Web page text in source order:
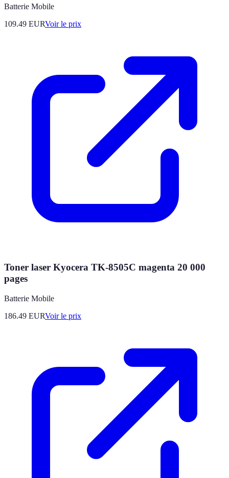
Batterie Mobile
109.49 EURVoir le prix
Toner laser Kyocera TK-8505C magenta 20 000
pages
Batterie Mobile
186.49 EURVoir le prix